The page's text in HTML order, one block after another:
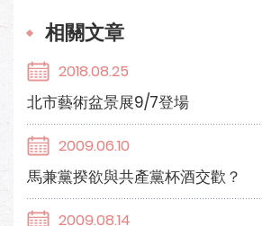
相關文章
2018.08.25
北市藝術盆景展9/7登場
2009.06.10
馬兼黨揆欲與共產黨杯酒交歡？
2009.08.14